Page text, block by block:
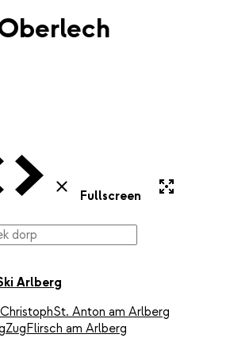
Webcam
Volgende Webcam
Sluiten
Fullscreen
Arlberg
St. Anton am Arlberg
ZugFlirsch am Arlberg